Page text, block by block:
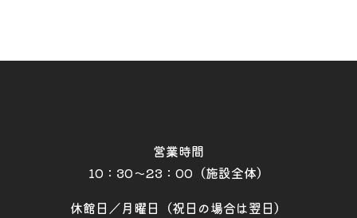
営業時間
10：30～23：00（施設全体）
休館日／月曜日（祝日の場合は翌日）